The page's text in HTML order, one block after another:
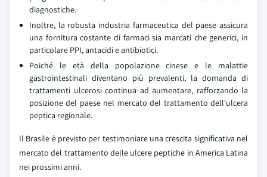
diagnostiche.
Inoltre, la robusta industria farmaceutica del paese assicura
una fornitura costante di farmaci sia marcati che generici, in
particolare PPI, antacidi e antibiotici.
Poiché le età della popolazione cinese e le malattie
gastrointestinali diventano più prevalenti, la domanda di
trattamenti ulcerosi continua ad aumentare, rafforzando la
posizione del paese nel mercato del trattamento dell'ulcera
peptica regionale.
Il Brasile è previsto per testimoniare una crescita significativa nel
mercato del trattamento delle ulcere peptiche in America Latina
nei prossimi anni.